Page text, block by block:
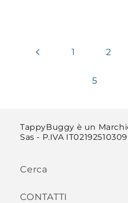
1 2
5
TappyBuggy è un
Sas - P.IVA IT02192510309
Cerca
CONTATTI